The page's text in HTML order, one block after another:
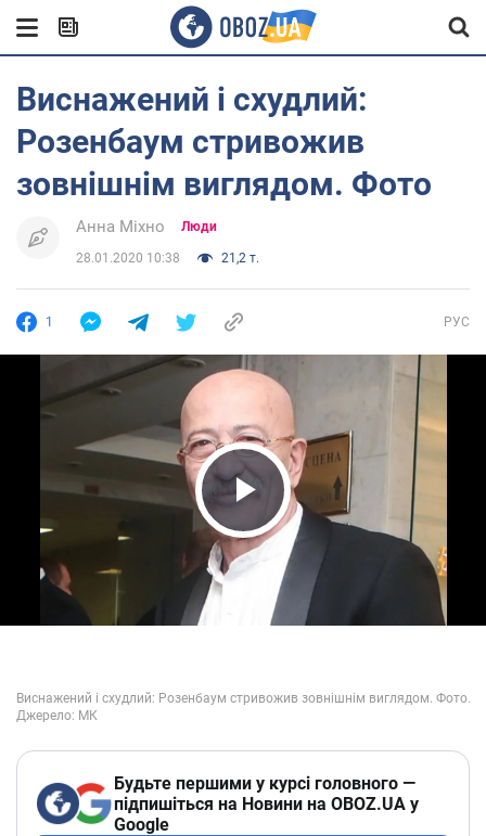
Виснажений і схудлий:
Розенбаум стривожив
зовнішнім виглядом. Фото
Анна Міхно Люди
28.01.2020 10:38 21,2 т.
1 РУС
Play Video
Будьте першими у курсі головного —
підпишіться на Новини на OBOZ.UA у
Google